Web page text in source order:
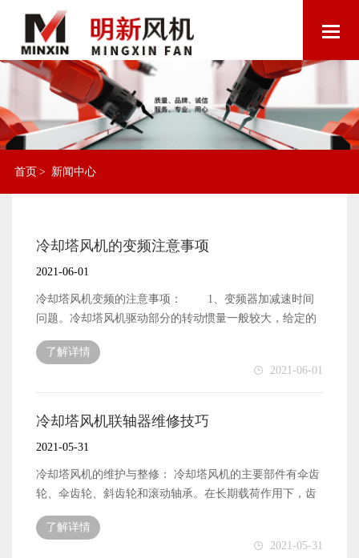
首页 > 新闻中心
冷却塔风机的变频注意事项
2021-06-01
冷却塔风机变频的注意事项： 1、变频器加减速时间
问题。冷却塔风机驱动部分的转动惯量一般较大，给定的
加减速时间较长。 2、变频器启动方式问题。在实际
运行中，冷却风扇往往是靠外力旋转的。此时，如果变频
器启动，电机将进入再生状态，出现故障跳闸。应当将启
器之前检测电动机的速度和方向，可以平稳地启动电动机
电机，应设置最低工作频率，以保持电机适当的温升。频
率下限通常为20Hz。如果使用变频电机，频率下限通常可
以达到5Hz。 4.冷却塔共振。试运行时，若冷却塔出
列为跳变频率。 5、冷却塔溢流。冷却塔运行台数固
定，避免了冷却塔溢流问题，节约了宝贵的水资源，降低
了解详情
2021-06-01
冷却塔风机联轴器维修技巧
2021-05-31
冷却塔风机的维护与整修： 冷却塔风机的主要部件有伞齿
轮、伞齿轮、斜齿轮和滚动轴承。在长期载荷作用下，齿
轮的失效形式是轮齿工作面的磨损和点蚀。齿轮磨损或点
蚀后，运动精度降低，噪声和振动增大。当点蚀尺寸较大
时，点蚀往往成为疲劳的根源，最终导致轮齿疲劳断裂。
了解详情
2021-05-31